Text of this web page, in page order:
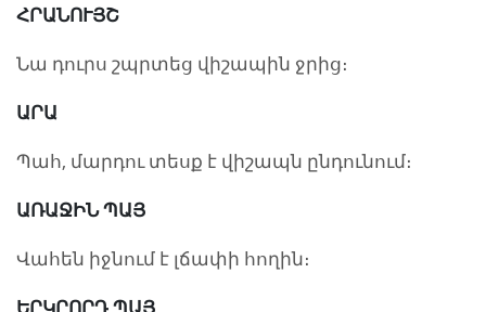
ՀՐԱՆՈՒՅՇ
Նա դուրս շպրտեց վիշապին ջրից։
ԱՐԱ
Պահ, մարդու տեսք է վիշապն ընդունում։
ԱՌԱՋԻՆ ՊԱՅ
Վահեն իջնում է լճափի հողին։
ԵՐԿՐՈՐԴ ՊԱՅ